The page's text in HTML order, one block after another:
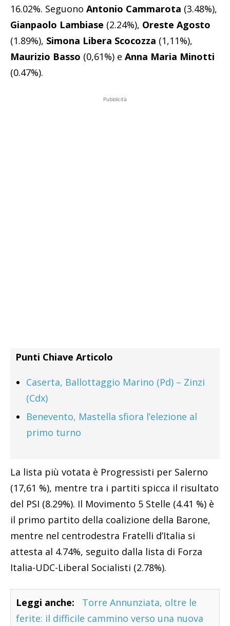
16.02%. Seguono Antonio Cammarota (3.48%),
Gianpaolo Lambiase (2.24%), Oreste Agosto
(1.89%), Simona Libera Scocozza (1,11%),
Maurizio Basso (0,61%) e Anna Maria Minotti
(0.47%).
Pubblicità
Punti Chiave Articolo
Caserta, Ballottaggio Marino (Pd) – Zinzi
(Cdx)
Benevento, Mastella sfiora l’elezione al
primo turno
La lista più votata è Progressisti per Salerno
(17,61 %), mentre tra i partiti spicca il risultato
del PSI (8.29%). Il Movimento 5 Stelle (4.41 %) è
il primo partito della coalizione della Barone,
mentre nel centrodestra Fratelli d’Italia si
attesta al 4.74%, seguito dalla lista di Forza
Italia-UDC-Liberal Socialisti (2.78%).
Leggi anche:
Torre Annunziata, oltre le
ferite: il difficile cammino verso una nuova